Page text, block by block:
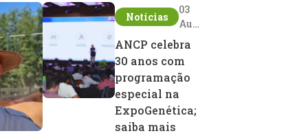
Notícias
03
Aug
ANCP celebra
30 anos com
programação
especial na
ExpoGenética;
saiba mais